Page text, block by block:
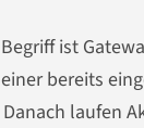
ist
bereits
laufen